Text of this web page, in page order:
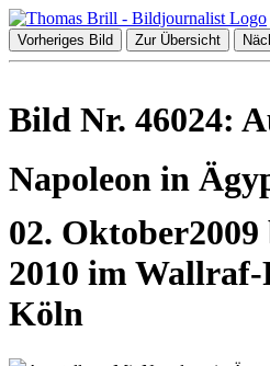
Vorheriges Bild Zur Übersicht
Bild Nr. 46024:
Napoleon in
02.
2010 im
Köln